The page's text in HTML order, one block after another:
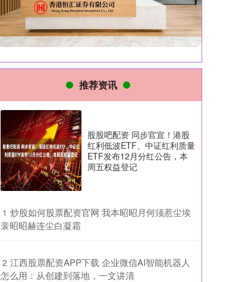
推荐资讯
股股吧配资 同步官宣！港股
红利低波ETF、中证红利质量
ETF发布12月分红公告，本
周五权益登记
1 ​炒股如何股票配资官网 我本昭昭月何须惹尘埃
裴昭昭赫连尘白凝霜
2 ​江西股票配资APP下载 企业微信AI智能机器人
怎么用：从创建到落地，一文讲清